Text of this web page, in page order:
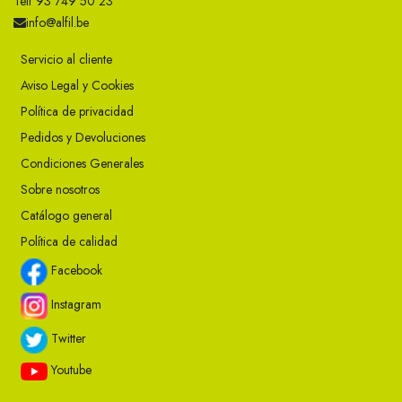
info@alfil.be
Servicio al cliente
Aviso Legal y Cookies
Política de privacidad
Pedidos y Devoluciones
Condiciones Generales
Sobre nosotros
Catálogo general
Política de calidad
Facebook
Instagram
Twitter
Youtube